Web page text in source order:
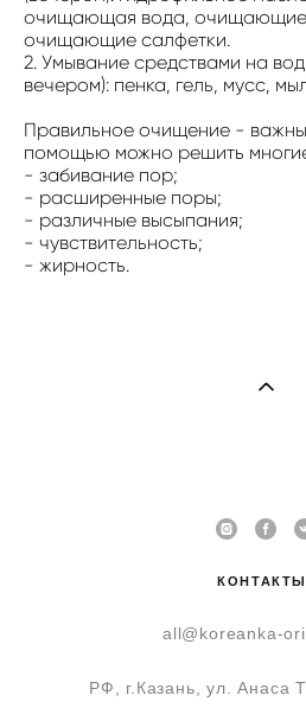
очищающая вода, очищающие
очищающие салфетки.
2. Умывание средствами на
вечером): пенка, гель, мусс,
Правильное очищение -
помощью можно решить
- забивание пор;
- расширенные поры;
- различные высыпания;
- чувствительность;
- жирность.
all@koreanka-
РФ, г.Казань, ул. Анаса